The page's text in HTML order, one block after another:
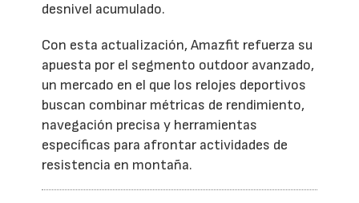
desnivel acumulado.
Con esta actualización, Amazfit refuerza su
apuesta por el segmento outdoor avanzado,
un mercado en el que los relojes deportivos
buscan combinar métricas de rendimiento,
navegación precisa y herramientas
específicas para afrontar actividades de
resistencia en montaña.